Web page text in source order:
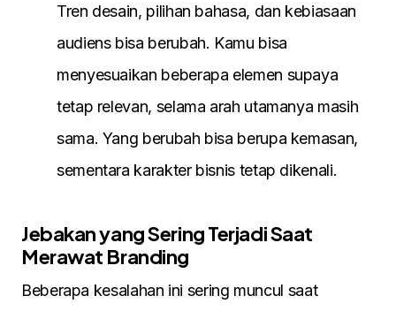
Tren desain, pilihan bahasa, dan kebiasaan
audiens bisa berubah. Kamu bisa
menyesuaikan beberapa elemen supaya
tetap relevan, selama arah utamanya masih
sama. Yang berubah bisa berupa kemasan,
sementara karakter bisnis tetap dikenali.
Jebakan yang Sering Terjadi Saat
Merawat Branding
Beberapa kesalahan ini sering muncul saat